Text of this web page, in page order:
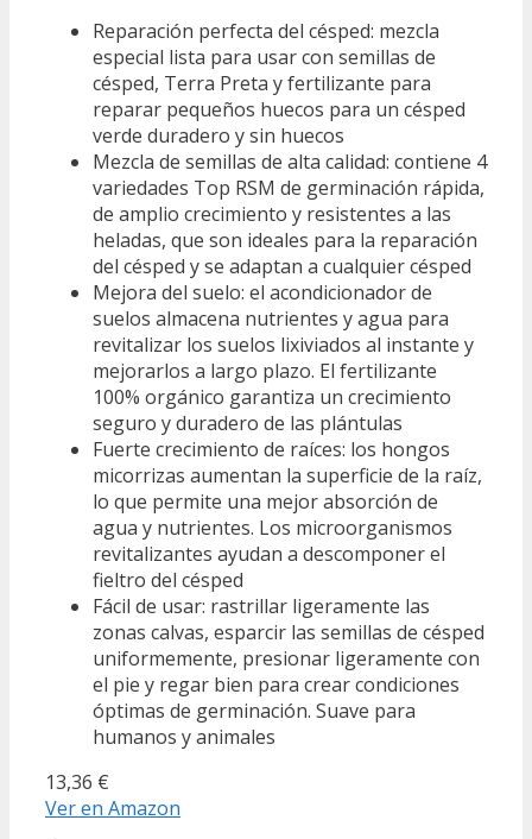
Reparación perfecta del césped: mezcla
especial lista para usar con semillas de
césped, Terra Preta y fertilizante para
reparar pequeños huecos para un césped
verde duradero y sin huecos
Mezcla de semillas de alta calidad: contiene 4
variedades Top RSM de germinación rápida,
de amplio crecimiento y resistentes a las
heladas, que son ideales para la reparación
del césped y se adaptan a cualquier césped
Mejora del suelo: el acondicionador de
suelos almacena nutrientes y agua para
revitalizar los suelos lixiviados al instante y
mejorarlos a largo plazo. El fertilizante
100% orgánico garantiza un crecimiento
seguro y duradero de las plántulas
Fuerte crecimiento de raíces: los hongos
micorrizas aumentan la superficie de la raíz,
lo que permite una mejor absorción de
agua y nutrientes. Los microorganismos
revitalizantes ayudan a descomponer el
fieltro del césped
Fácil de usar: rastrillar ligeramente las
zonas calvas, esparcir las semillas de césped
uniformemente, presionar ligeramente con
el pie y regar bien para crear condiciones
óptimas de germinación. Suave para
humanos y animales
13,36 €
Ver en Amazon